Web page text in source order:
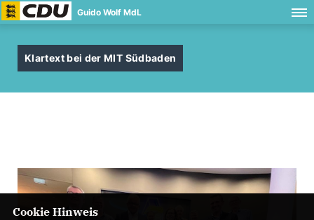
Guido Wolf MdL
Klartext bei der MIT Südbaden
Cookie Hinweis